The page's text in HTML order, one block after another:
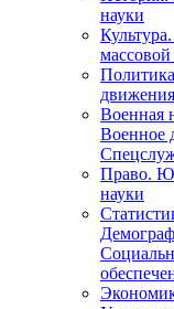
науки
движения
Военная
Военное
Право.
науки